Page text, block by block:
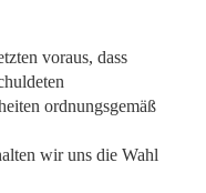
voraus, dass
ordnungsgemäß
wir uns die Wahl